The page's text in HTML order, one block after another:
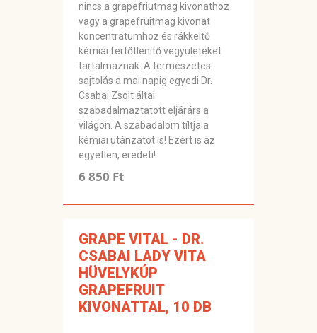
nincs a grapefriutmag kivonathoz
vagy a grapefruitmag kivonat
koncentrátumhoz és rákkeltő
kémiai fertőtlenítő vegyületeket
tartalmaznak. A természetes
sajtolás a mai napig egyedi Dr.
Csabai Zsolt által
szabadalmaztatott eljárárs a
világon. A szabadalom tíltja a
kémiai utánzatot is! Ezért is az
egyetlen, eredeti!
6 850 Ft
GRAPE VITAL - DR.
CSABAI LADY VITA
HÜVELYKÚP
GRAPEFRUIT
KIVONATTAL, 10 DB